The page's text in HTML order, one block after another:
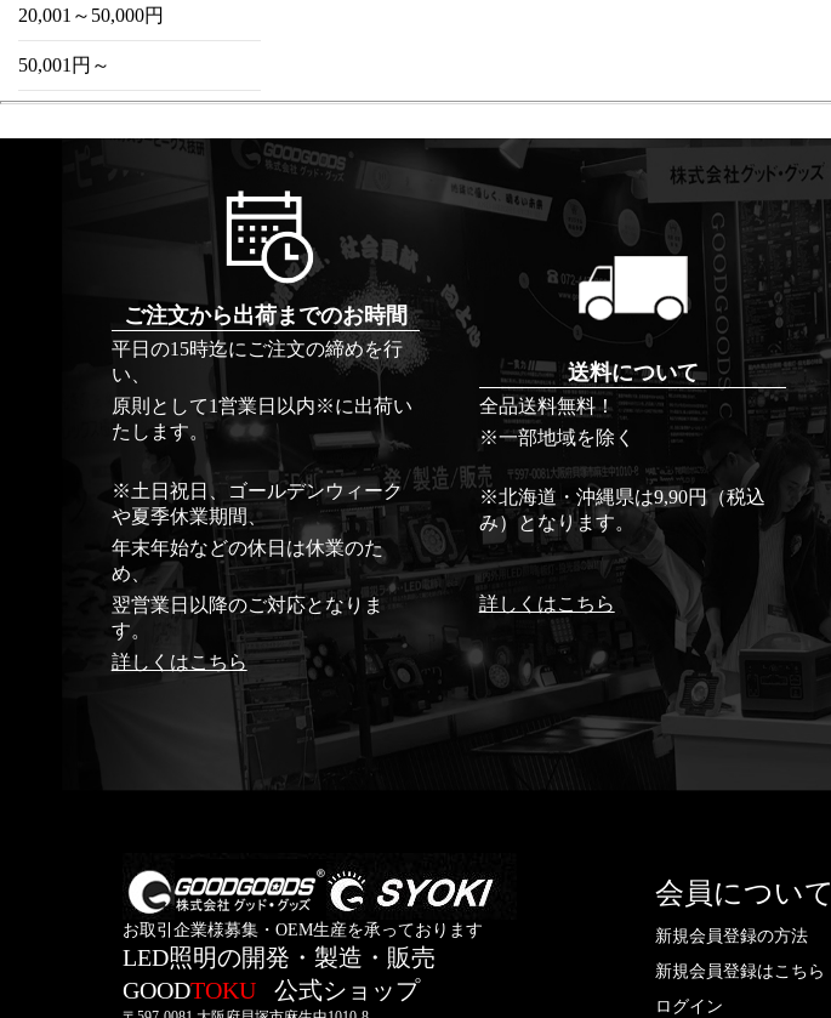
20,001～50,000円
50,001円～
ご注文から出荷までのお時間
平日の15時迄にご注文の締めを行
い、
原則として1営業日以内※に出荷い
たします。
※土日祝日、ゴールデンウィーク
や夏季休業期間、
年末年始などの休日は休業のた
め、
翌営業日以降のご対応となりま
す。
詳しくはこちら
送料について
全品送料無料！
※一部地域を除く
※北海道・沖縄県は9,90円（税込
み）となります。
詳しくはこちら
お取引企業様募集・OEM生産を承っております
LED照明の開発・製造・販売
GOODTOKU 公式ショップ
会員について
新規会員登録の方法
新規会員登録はこちら
ログイン